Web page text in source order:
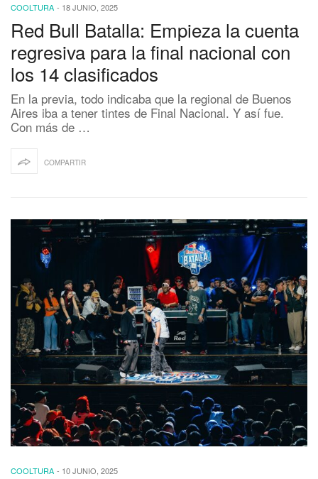
COOLTURA - 18 JUNIO, 2025
Red Bull Batalla: Empieza la cuenta
regresiva para la final nacional con
los 14 clasificados
En la previa, todo indicaba que la regional de Buenos
Aires iba a tener tintes de Final Nacional. Y así fue.
Con más de …
COMPARTIR
COOLTURA - 10 JUNIO, 2025